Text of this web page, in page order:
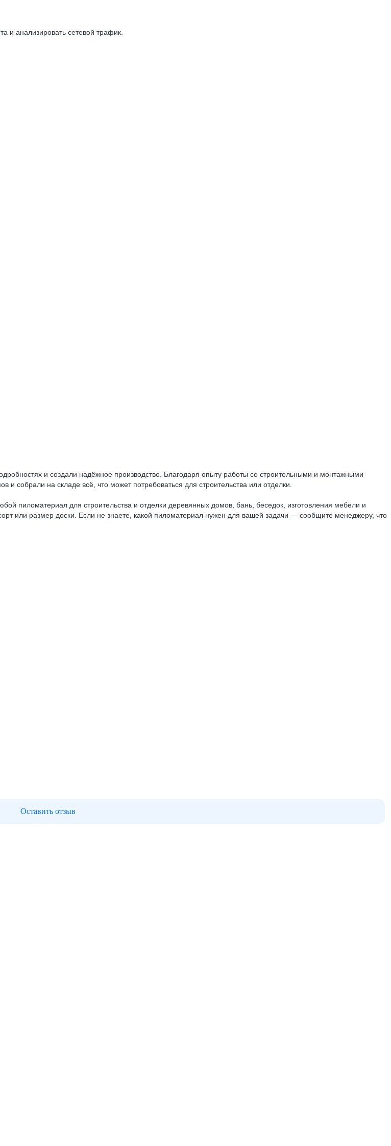
и анализировать сетевой трафик.
и создали надёжное производство. Благодаря опыту работы со строительными и монтажными
собрали на складе всё, что может потребоваться для строительства или отделки.
пиломатериал для строительства и отделки деревянных домов, бань, беседок, изготовления мебели и
или размер доски. Если не знаете, какой пиломатериал нужен для вашей задачи — сообщите менеджеру, что
Оставить отзыв